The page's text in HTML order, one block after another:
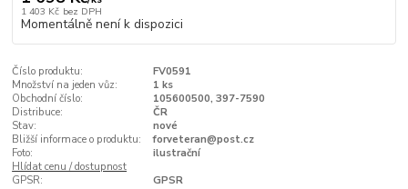
1 403 Kč bez DPH
Momentálně není k dispozici
Číslo produktu:
FV0591
Množství na jeden vůz:
1 ks
Obchodní číslo:
105600500, 397-7590
Distribuce:
ČR
Stav:
nové
Bližší informace o produktu:
forveteran@post.cz
Foto:
ilustrační
Hlídat cenu / dostupnost
GPSR:
GPSR